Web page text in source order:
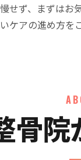
せず、まずは
ケアの進め方を
骨